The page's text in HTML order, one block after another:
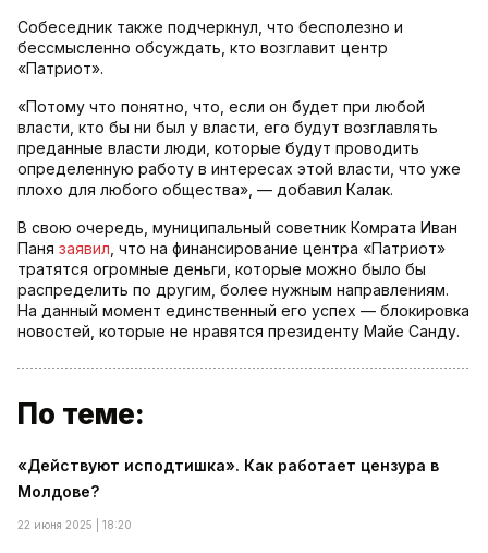
Собеседник также подчеркнул, что бесполезно и
бессмысленно обсуждать, кто возглавит центр
«Патриот».
«Потому что понятно, что, если он будет при любой
власти, кто бы ни был у власти, его будут возглавлять
преданные власти люди, которые будут проводить
определенную работу в интересах этой власти, что уже
плохо для любого общества», — добавил Калак.
В свою очередь, муниципальный советник Комрата Иван
Паня заявил , что на финансирование центра «Патриот»
тратятся огромные деньги, которые можно было бы
распределить по другим, более нужным направлениям.
На данный момент единственный его успех — блокировка
новостей, которые не нравятся президенту Майе Санду.
По теме:
«Действуют исподтишка». Как работает цензура в
Молдове?
22 июня 2025 | 18:20